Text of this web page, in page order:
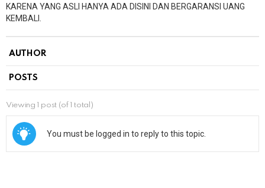
KARENA YANG ASLI HANYA ADA DISINI DAN BERGARANSI UANG
KEMBALI.
AUTHOR
POSTS
Viewing 1 post (of 1 total)
You must be logged in to reply to this topic.